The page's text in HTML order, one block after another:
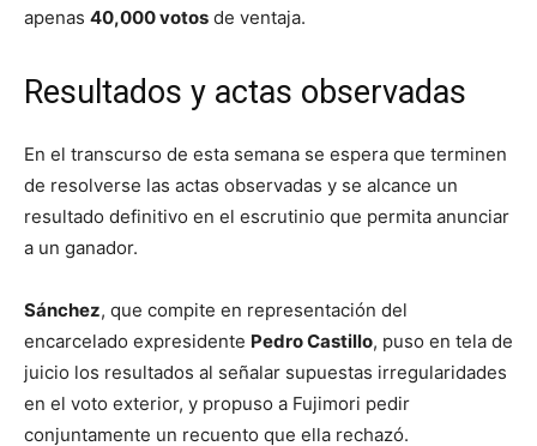
apenas 40,000 votos de ventaja.
Resultados y actas observadas
En el transcurso de esta semana se espera que terminen
de resolverse las actas observadas y se alcance un
resultado definitivo en el escrutinio que permita anunciar
a un ganador.
Sánchez, que compite en representación del
encarcelado expresidente Pedro Castillo, puso en tela de
juicio los resultados al señalar supuestas irregularidades
en el voto exterior, y propuso a Fujimori pedir
conjuntamente un recuento que ella rechazó.